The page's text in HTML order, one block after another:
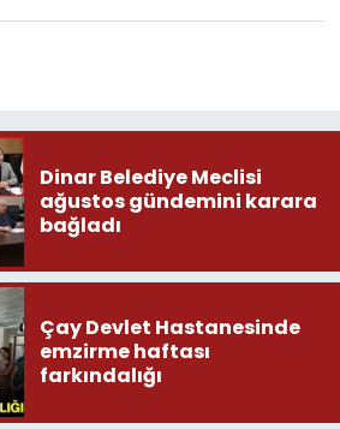
Dinar Belediye Meclisi
ağustos gündemini karara
bağladı
Çay Devlet Hastanesinde
emzirme haftası
farkındalığı